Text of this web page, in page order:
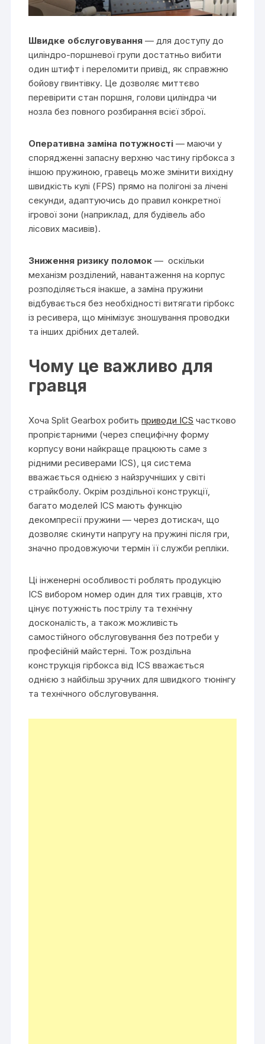
Швидке обслуговування — для доступу до
циліндро-поршневої групи достатньо вибити
один штифт і переломити привід, як справжню
бойову гвинтівку. Це дозволяє миттєво
перевірити стан поршня, голови циліндра чи
нозла без повного розбирання всієї зброї.
Оперативна заміна потужності — маючи у
спорядженні запасну верхню частину гірбокса з
іншою пружиною, гравець може змінити вихідну
швидкість кулі (FPS) прямо на полігоні за лічені
секунди, адаптуючись до правил конкретної
ігрової зони (наприклад, для будівель або
лісових масивів).
Зниження ризику поломок — оскільки
механізм розділений, навантаження на корпус
розподіляється інакше, а заміна пружини
відбувається без необхідності витягати гірбокс
із ресивера, що мінімізує зношування проводки
та інших дрібних деталей.
Чому це важливо для
гравця
Хоча Split Gearbox робитьприводи ICS частково
пропрієтарними (через специфічну форму
корпусу вони найкраще працюють саме з
рідними ресиверами ICS), ця система
вважається однією з найзручніших у світі
страйкболу. Окрім роздільної конструкції,
багато моделей ICS мають функцію
декомпресії пружини — через дотискач, що
дозволяє скинути напругу на пружині після гри,
значно продовжуючи термін її служби репліки.
Ці інженерні особливості роблять продукцію
ICS вибором номер один для тих гравців, хто
цінує потужність пострілу та технічну
досконалість, а також можливість
самостійного обслуговування без потреби у
професійній майстерні. Тож роздільна
конструкція гірбокса від ICS вважається
однією з найбільш зручних для швидкого тюнінгу
та технічного обслуговування.